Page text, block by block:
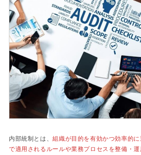
内部統制とは、組織が目的を有効かつ効率的
で適用されるルールや業務プロセスを整備・